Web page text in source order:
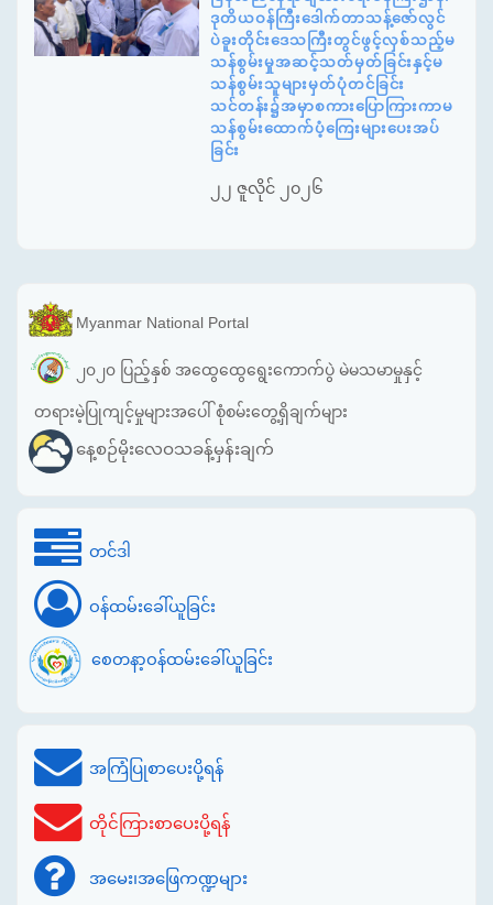
ဒုတိယဝန်ကြီးဒေါက်တာသန့်ဇော်လွင်
ပဲခူးတိုင်းဒေသကြီးတွင်ဖွင့်လှစ်သည့်မ
သန်စွမ်းမှုအဆင့်သတ်မှတ်ခြင်းနှင့်မ
သန်စွမ်းသူများမှတ်ပုံတင်ခြင်း
သင်တန်း၌အမှာစကားပြောကြားကာမ
သန်စွမ်းထောက်ပံ့ကြေးများပေးအပ်
ခြင်း
၂၂ ဇူလိုင် ၂၀၂၆
Myanmar National Portal
၂၀၂၀ ပြည့်နှစ် အထွေထွေရွေးကောက်ပွဲ မဲမသမာမှုနှင့်
တရားမဲ့ပြုကျင့်မှုများအပေါ် စုံစမ်းတွေ့ရှိချက်များ
နေ့စဉ်မိုးလေဝသခန့်မှန်းချက်
တင်ဒါ
ဝန်ထမ်းခေါ်ယူခြင်း
စေတနာ့ဝန်ထမ်းခေါ်ယူခြင်း
အကြံပြုစာပေးပို့ရန်
တိုင်ကြားစာပေးပို့ရန်
အမေး၊အဖြေကဏ္ဍများ